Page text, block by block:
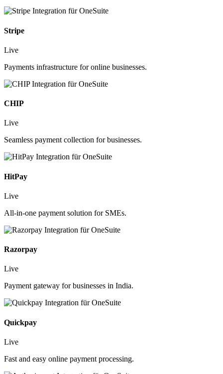
Stripe
Live
Payments infrastructure for online businesses.
CHIP
Live
Seamless payment collection for businesses.
HitPay
Live
All-in-one payment solution for SMEs.
Razorpay
Live
Payment gateway for businesses in India.
Quickpay
Live
Fast and easy online payment processing.